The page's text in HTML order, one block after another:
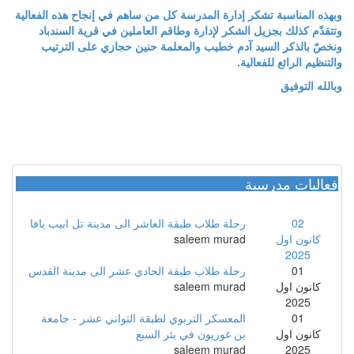
وبهذه المناسبة تشكر إدارة المدرسة كل من ساهم في إنجاح هذه الفعالية
وتتقدّم كذلك بجزيل الشكر لإدارة وطاقم العاملين في قرية السندباد
ونخصّ بالذكر السيد آدم خطيب والمعلمة حنين حجازي على الترتيب
والتنظيم الرائع للفعالية.
وبالله التوفيق
فعاليات مدرسية
02
كانون اول
2025
رحلة طلاب طبقة العاشر الى مدينة تل ابيب يافا
saleem murad
01
كانون اول
2025
رحلة طلاب طبقة الحادي عشر الى مدينة القدس
saleem murad
01
كانون اول
2025
المعسكر التربوي لطبقة الثواني عشر - جامعة
بن غوريون في بئر السبع
saleem murad